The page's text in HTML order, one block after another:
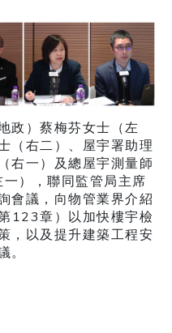
政）蔡梅芬女士（左
（右二）、屋宇署助理
右一）及總屋宇測量師
），聯同監管局主席
會議，向物管業界介紹
123章）以加快樓宇檢
，以及提升建築工程安
。